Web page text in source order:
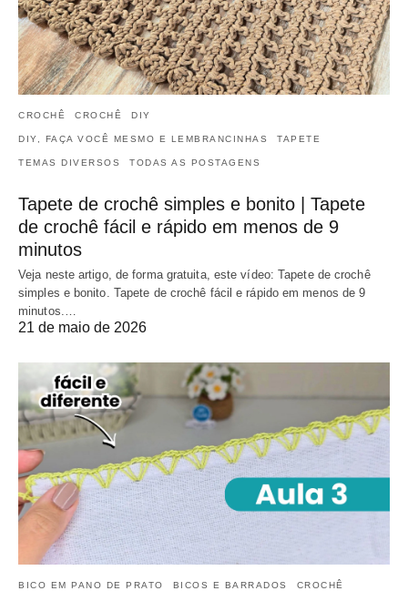
CROCHÊ CROCHÊ DIY
DIY, FAÇA VOCÊ MESMO E LEMBRANCINHAS TAPETE
TEMAS DIVERSOS TODAS AS POSTAGENS
Tapete de crochê simples e bonito | Tapete
de crochê fácil e rápido em menos de 9
minutos
Veja neste artigo, de forma gratuita, este vídeo: Tapete de crochê
simples e bonito. Tapete de crochê fácil e rápido em menos de 9
minutos.…
21 de maio de 2026
BICO EM PANO DE PRATO BICOS E BARRADOS CROCHÊ